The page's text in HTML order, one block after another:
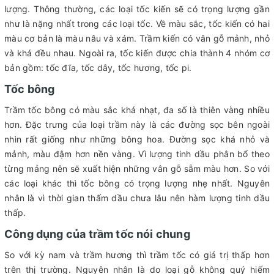
lượng. Thông thường, các loại tốc kiến sẽ có trọng lượng gần
như là nặng nhất trong các loại tốc. Về màu sắc, tốc kiến có hai
màu cơ bản là màu nâu và xám. Trầm kiến có vân gỗ mảnh, nhỏ
và khá đều nhau. Ngoài ra, tốc kiến được chia thành 4 nhóm cơ
bản gồm: tốc đĩa, tốc dây, tốc hương, tốc pi.
Tốc bông
Trầm tốc bông có màu sắc khá nhạt, đa số là thiên vàng nhiều
hơn. Đặc trưng của loại trầm này là các đường sọc bên ngoài
nhìn rất giống như những bông hoa. Đường sọc khá nhỏ và
mảnh, màu đậm hơn nền vàng. Vì lượng tinh dầu phân bổ theo
từng mảng nên sẽ xuất hiện những vân gỗ sẫm màu hơn. So với
các loại khác thì tốc bông có trọng lượng nhẹ nhất. Nguyên
nhân là vì thời gian thấm dầu chưa lâu nên hàm lượng tinh dầu
thấp.
Công dụng của trầm tốc nói chung
So với kỳ nam và trầm hương thì trầm tốc có giá trị thấp hơn
trên thị trường. Nguyên nhân là do loại gỗ không quý hiếm